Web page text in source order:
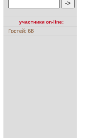
участники on-line:
Гостей: 68